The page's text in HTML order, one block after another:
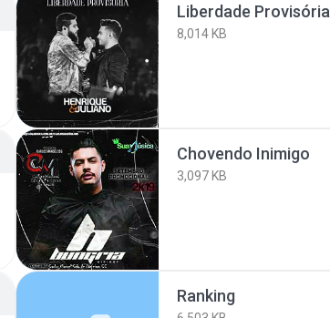
Liberdade Provisória
8,014 KB
Chovendo Inimigo
3,097 KB
Ranking